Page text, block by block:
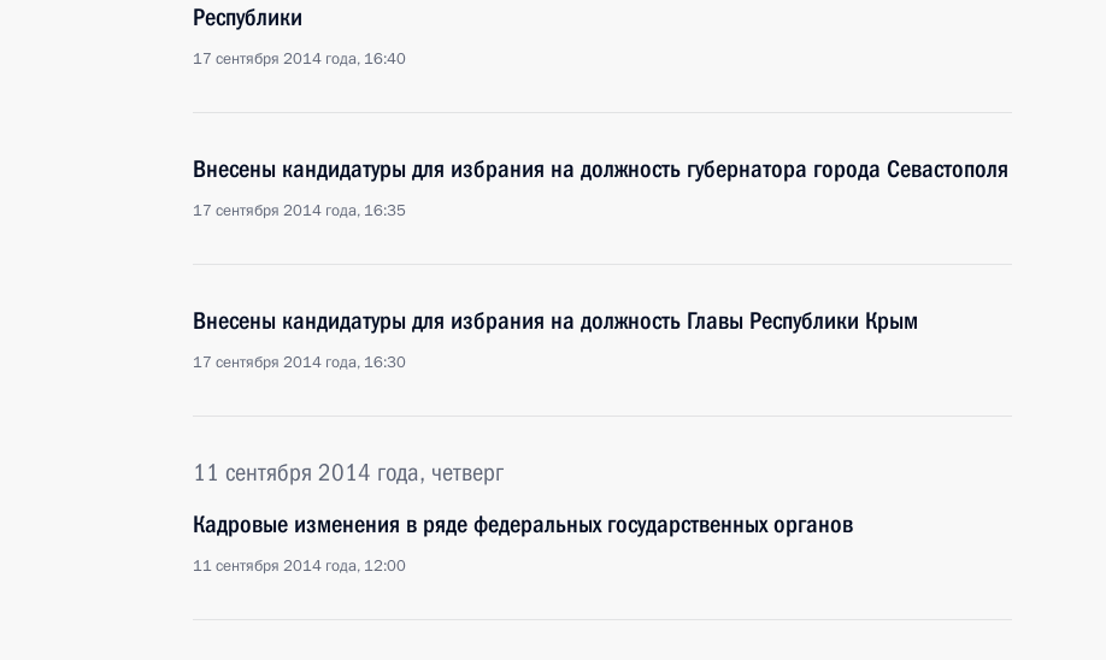
Республики
17 сентября 2014 года, 16:40
Внесены кандидатуры для избрания на должность губернатора города Севастополя
17 сентября 2014 года, 16:35
Внесены кандидатуры для избрания на должность Главы Республики Крым
17 сентября 2014 года, 16:30
11 сентября 2014 года, четверг
Кадровые изменения в ряде федеральных государственных органов
11 сентября 2014 года, 12:00